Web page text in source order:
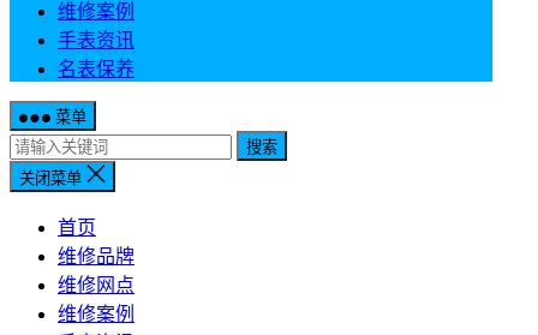
维修案例
手表资讯
名表保养
菜单
搜索
关闭菜单
首页
维修品牌
维修网点
维修案例